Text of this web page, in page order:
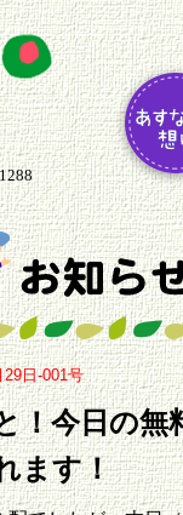
29日-001号
！今日の無
ます！